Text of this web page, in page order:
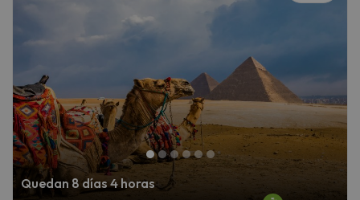
Quedan 8 días 4 horas